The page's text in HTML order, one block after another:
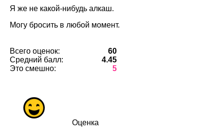
Я же не какой-нибудь алкаш.
Могу бросить в любой момент.
Всего оценок:
60
Средний балл:
4.45
Это смешно:
5
Оценка